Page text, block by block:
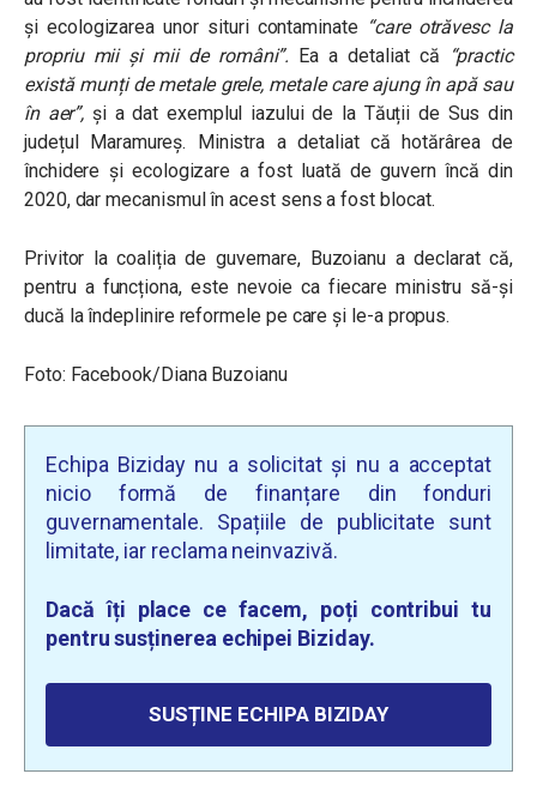
și ecologizarea unor situri contaminate “care otrăvesc la
propriu mii și mii de români”. Ea a detaliat că
“practic
există munți de metale grele, metale care ajung în apă sau
în aer”, și a dat exemplul iazului de la Tăuții de Sus din
județul Maramureș. Ministra a detaliat că hotărârea de
închidere și ecologizare a fost luată de guvern încă din
2020, dar mecanismul în acest sens a fost blocat.
Privitor la coaliția de guvernare, Buzoianu a declarat că,
pentru a funcționa, este nevoie ca fiecare ministru să-și
ducă la îndeplinire reformele pe care și le-a propus.
Foto: Facebook/Diana Buzoianu
Echipa Biziday nu a solicitat și nu a acceptat
nicio formă de finanțare din fonduri
guvernamentale. Spațiile de publicitate sunt
limitate, iar reclama neinvazivă.
Dacă îți place ce facem, poți contribui tu
pentru susținerea echipei Biziday.
SUSȚINE ECHIPA BIZIDAY